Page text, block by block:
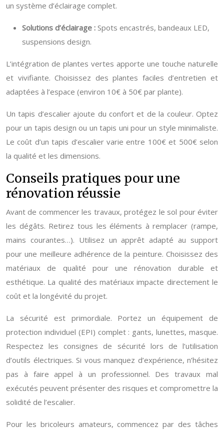
un système d’éclairage complet.
Solutions d’éclairage : Spots encastrés, bandeaux LED,
suspensions design.
L’intégration de plantes vertes apporte une touche naturelle
et vivifiante. Choisissez des plantes faciles d’entretien et
adaptées à l’espace (environ 10€ à 50€ par plante).
Un tapis d’escalier ajoute du confort et de la couleur. Optez
pour un tapis design ou un tapis uni pour un style minimaliste.
Le coût d’un tapis d’escalier varie entre 100€ et 500€ selon
la qualité et les dimensions.
Conseils pratiques pour une
rénovation réussie
Avant de commencer les travaux, protégez le sol pour éviter
les dégâts. Retirez tous les éléments à remplacer (rampe,
mains courantes…). Utilisez un apprêt adapté au support
pour une meilleure adhérence de la peinture. Choisissez des
matériaux de qualité pour une rénovation durable et
esthétique. La qualité des matériaux impacte directement le
coût et la longévité du projet.
La sécurité est primordiale. Portez un équipement de
protection individuel (EPI) complet : gants, lunettes, masque.
Respectez les consignes de sécurité lors de l’utilisation
d’outils électriques. Si vous manquez d’expérience, n’hésitez
pas à faire appel à un professionnel. Des travaux mal
exécutés peuvent présenter des risques et compromettre la
solidité de l’escalier.
Pour les bricoleurs amateurs, commencez par des tâches